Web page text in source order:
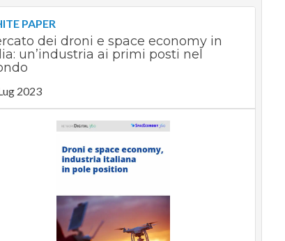
Guide di CorCom
Privacy
PAPER
dei droni e space economy in
un’industria ai primi posti nel
2023